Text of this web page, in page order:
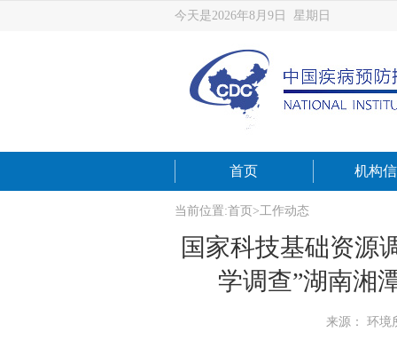
今天是2026年8月9日 星期日
首页 机构
当前位置:首页 >工作动态
国家科技基础资源
学调查”湖南湘
来源： 环境